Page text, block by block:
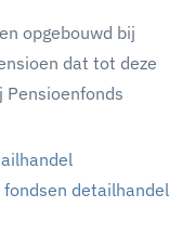
opgebouwd bij
dat tot deze
detailhandel